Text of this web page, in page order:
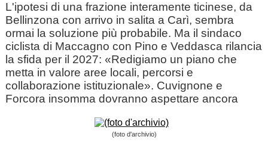
L'ipotesi di una frazione interamente ticinese, da
Bellinzona con arrivo in salita a Carì, sembra
ormai la soluzione più probabile. Ma il sindaco
ciclista di Maccagno con Pino e Veddasca rilancia
la sfida per il 2027: «Redigiamo un piano che
metta in valore aree locali, percorsi e
collaborazione istituzionale». Cuvignone e
Forcora insomma dovranno aspettare ancora
(foto d'archivio)